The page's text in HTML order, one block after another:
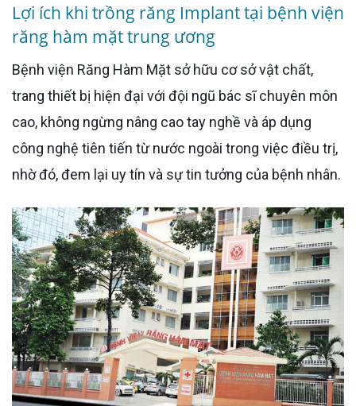
Lợi ích khi trồng răng Implant tại bệnh viện
răng hàm mặt trung ương
Bệnh viện Răng Hàm Mặt sở hữu cơ sở vật chất,
trang thiết bị hiện đại với đội ngũ bác sĩ chuyên môn
cao, không ngừng nâng cao tay nghề và áp dụng
công nghệ tiên tiến từ nước ngoài trong việc điều trị,
nhờ đó, đem lại uy tín và sự tin tưởng của bệnh nhân.